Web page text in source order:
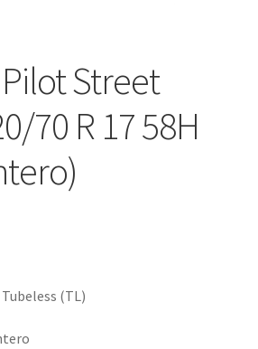
Street
70 R 17 58H
Tubeless (TL)